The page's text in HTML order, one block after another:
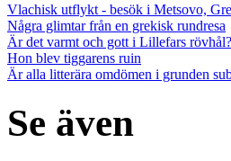
Vlachisk utflykt - besök i Metsovo,
Några glimtar från en grekisk rundresa
Är det varmt och gott i Lillefars
Hon blev tiggarens ruin
Är alla litterära omdömen i grunden
Se även